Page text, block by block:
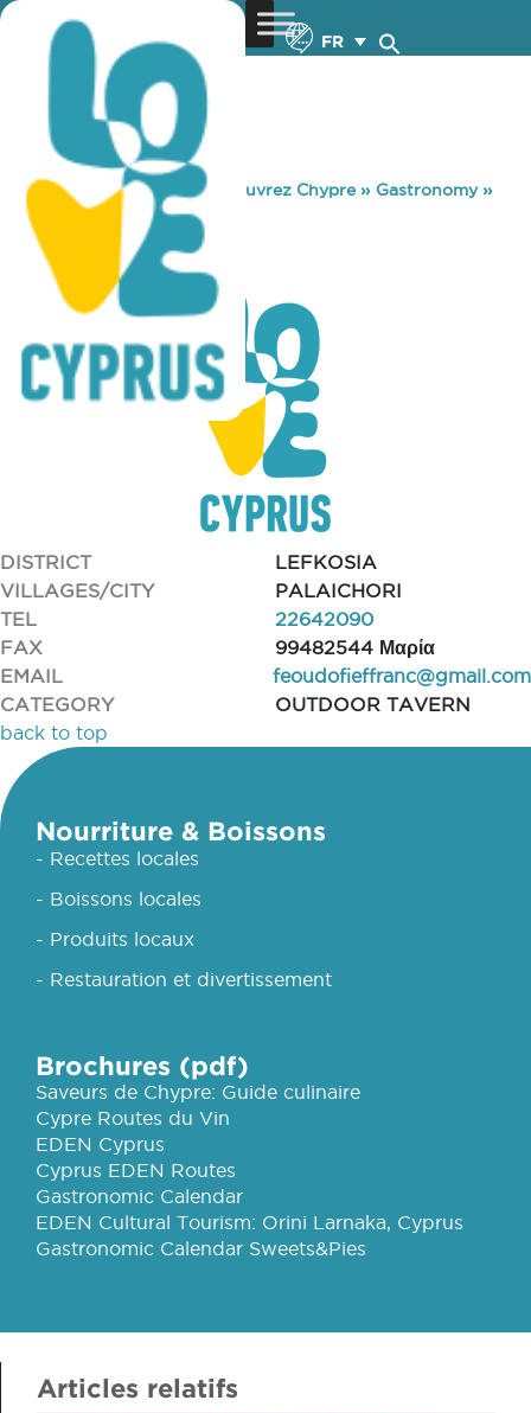
FR
You are here: Home »Découvrez Chypre» Gastronomy»
FEOUDO
FEOUDO
DISTRICT
LEFKOSIA
VILLAGES/CITY
PALAICHORI
TEL
22642090
FAX
99482544 Μαρία
EMAIL
feoudofieffranc@gmail.com
CATEGORY
OUTDOOR TAVERN
back to top
Nourriture & Boissons
- Recettes locales
- Boissons locales
- Produits locaux
- Restauration et divertissement
Brochures (pdf)
Saveurs de Chypre: Guide culinaire
Cypre Routes du Vin
EDEN Cyprus
Cyprus EDEN Routes
Gastronomic Calendar
EDEN Cultural Tourism: Orini Larnaka, Cyprus
Gastronomic Calendar Sweets&Pies
Articles relatifs